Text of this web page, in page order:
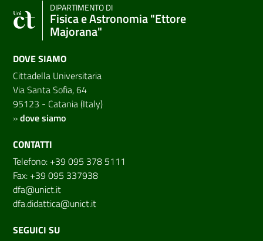
DIPARTIMENTO DI
Fisica e Astronomia "Ettore
Majorana"
DOVE SIAMO
Cittadella Universitaria
Via Santa Sofia, 64
95123 - Catania (Italy)
»dove siamo
CONTATTI
Telefono: +39 095 378 5111
Fax: +39 095 337938
dfa@unict.it
dfa.didattica@unict.it
SEGUICI SU